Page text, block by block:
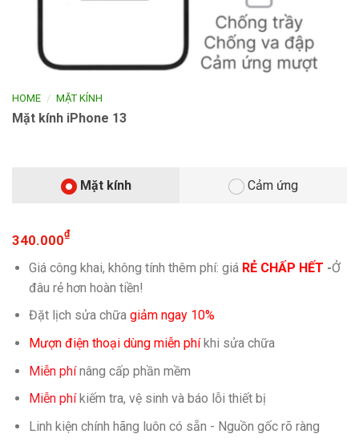
HOME / MẶT KÍNH
Mặt kính iPhone 13
Mặt kính Cảm ứng
340.000₫
Giá công khai, không tính thêm phí: giá RẺ CHẤP HẾT -Ở
đâu rẻ hơn hoàn tiền!
Đặt lịch sửa chữa giảm ngay 10%
Mượn điện thoại dùng miễn phíkhi sửa chữa
Miễn phínâng cấp phần mềm
Miễn phíkiếm tra, vệ sinh và báo lỗi thiết bị
Linh kiện chính hãng luôn có sẵn - Nguồn gốc rõ ràng